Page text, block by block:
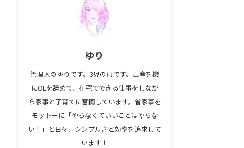
ゆり
管理人のゆりです。3児の母です。出産を機
にOLを辞めて、在宅でできる仕事をしなが
ら家事と子育てに奮闘しています。省家事を
モットーに「やらなくていいことはやらな
い！」と日々、シンプルさと効率を追求して
います！